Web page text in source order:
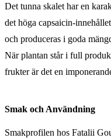
Det tunna skalet har en
det höga capsaicin-
och produceras i goda
När plantan står i full
frukter är det en
Smak och Användning
Smakprofilen hos Fatalii